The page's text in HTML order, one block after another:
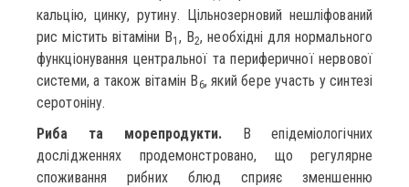
кальцію, цинку, рутину. Цільнозерновий нешліфований
рис містить вітаміни В1 , В2, необхідні для нормального
функціонування центральної та периферичної нервової
системи, а також вітамін В 6, який бере участь у синтезі
серотоніну.
Риба та морепродукти. В епідеміологічних
дослідженнях продемонстровано, що регулярне
споживання рибних блюд сприяє зменшенню